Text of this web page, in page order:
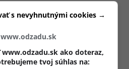
ako doteraz,
tvoj súhlas na:
s nevyhnutnými cookies →